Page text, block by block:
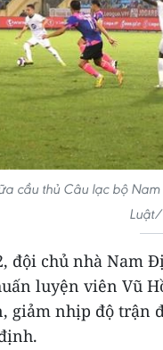
cầu thủ Câu lạc bộ
Luật/
đội chủ nhà Nam
luyện viên Vũ
giảm nhịp độ trận